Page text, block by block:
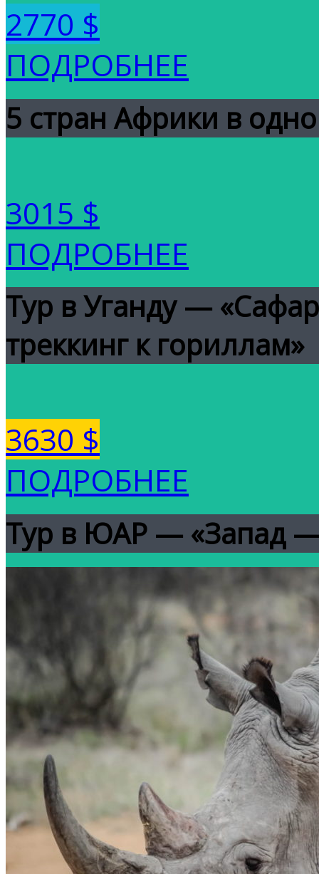
2770 $
ПОДРОБНЕЕ
5 стран Африки в
3015 $
ПОДРОБНЕЕ
Тур в Уганду —
треккинг к гориллам»
3630 $
ПОДРОБНЕЕ
Тур в ЮАР — «Запад —